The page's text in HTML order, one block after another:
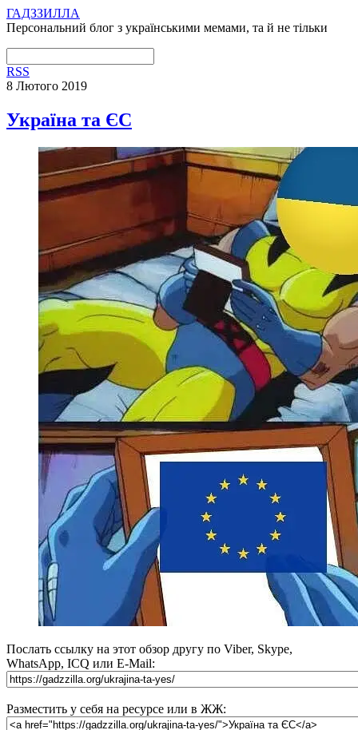
ГАДЗЗИЛЛА
Персональний блог з українськими мемами, та й не тільки
RSS
8 Лютого 2019
Україна та ЄС
Послать ссылку на этот обзор другу по Viber, Skype,
WhatsApp, ICQ или E-Mail:
Разместить у себя на ресурсе или в ЖЖ: